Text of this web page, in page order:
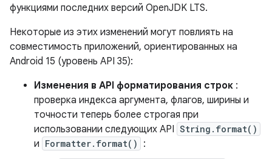
функциями последних версий OpenJDK LTS.
Некоторые из этих изменений могут повлиять на
совместимость приложений, ориентированных на
Android 15 (уровень API 35):
Изменения в API форматирования строк :
проверка индекса аргумента, флагов, ширины и
точности теперь более строгая при
использовании следующих API String.format()
и Formatter.format() :